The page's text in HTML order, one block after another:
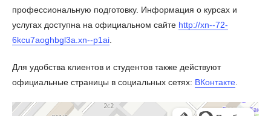
профессиональную подготовку. Информация о курсах и
услугах доступна на официальном сайте http://xn--72-
6kcu7aoghbgl3a.xn--p1ai
Для удобства клиентов и студентов также действуют
официальные страницы в социальных сетях: ВКонтакте